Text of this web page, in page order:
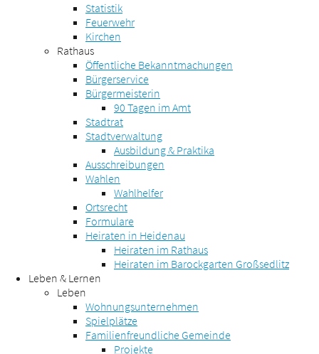
Statistik
Feuerwehr
Kirchen
Rathaus
Öffentliche Bekanntmachungen
Bürgerservice
Bürgermeisterin
90 Tagen im Amt
Stadtrat
Stadtverwaltung
Ausbildung & Praktika
Ausschreibungen
Wahlen
Wahlhelfer
Ortsrecht
Formulare
Heiraten in Heidenau
Heiraten im Rathaus
Heiraten im Barockgarten Großsedlitz
Leben & Lernen
Leben
Wohnungsunternehmen
Spielplätze
Familienfreundliche Gemeinde
Projekte